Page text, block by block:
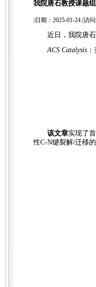
我院唐石教授课题
日期：2025-01-24 访
近日，我院唐
ACS Catalysis
该文章实现了
性C-N键裂解/迁移